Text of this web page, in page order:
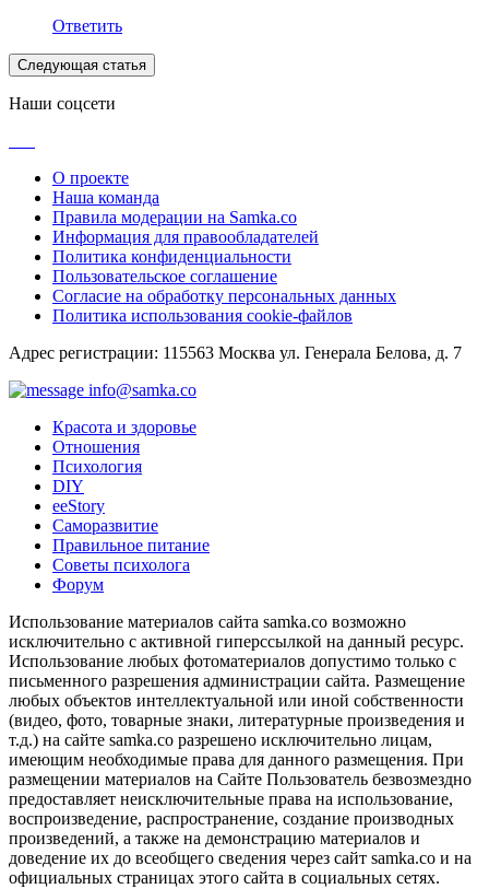
Ответить
Следующая статья
Наши соцсети
О проекте
Наша команда
Правила модерации на Samka.co
Информация для правообладателей
Политика конфиденциальности
Пользовательское соглашение
Согласие на обработку персональных данных
Политика использования cookie-файлов
Адрес регистрации: 115563 Москва ул. Генерала Белова, д. 7
info@samka.co
Красота и здоровье
Отношения
Психология
DIY
ееStory
Саморазвитие
Правильное питание
Советы психолога
Форум
Использование материалов сайта samka.co возможно
исключительно с активной гиперссылкой на данный ресурс.
Использование любых фотоматериалов допустимо только с
письменного разрешения администрации сайта. Размещение
любых объектов интеллектуальной или иной собственности
(видео, фото, товарные знаки, литературные произведения и
т.д.) на сайте samka.co разрешено исключительно лицам,
имеющим необходимые права для данного размещения. При
размещении материалов на Сайте Пользователь безвозмездно
предоставляет неисключительные права на использование,
воспроизведение, распространение, создание производных
произведений, а также на демонстрацию материалов и
доведение их до всеобщего сведения через сайт samka.co и на
официальных страницах этого сайта в социальных сетях.